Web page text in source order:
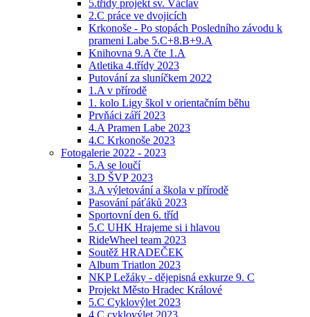
5.třídy projekt sv. Václav
2.C práce ve dvojicích
Krkonoše - Po stopách Posledního závodu k
prameni Labe 5.C+8.B+9.A
Knihovna 9.A čte 1.A
Atletika 4.třídy 2023
Putování za sluníčkem 2022
1.A v přírodě
1. kolo Ligy škol v orientačním běhu
Prvňáci září 2023
4.A Pramen Labe 2023
4.C Krkonoše 2023
Fotogalerie 2022 - 2023
5.A se loučí
3.D ŠVP 2023
3.A výletování a škola v přírodě
Pasování páťáků 2023
Sportovní den 6. tříd
5.C UHK Hrajeme si i hlavou
RideWheel team 2023
Soutěž HRADEČEK
Album Triatlon 2023
NKP Ležáky - dějepisná exkurze 9. C
Projekt Město Hradec Králové
5.C Cyklovýlet 2023